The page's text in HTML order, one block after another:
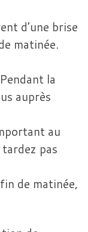
d’une brise
matinée.
la
auprès
au
pas
de matinée,